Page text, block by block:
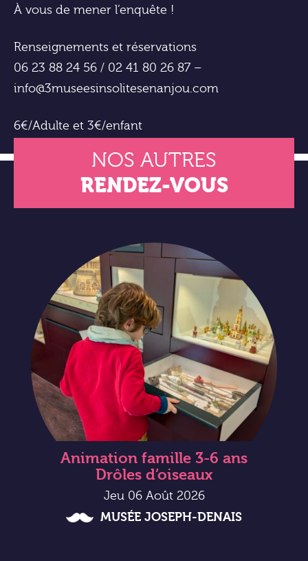
À vous de mener l’enquête !
Renseignements et réservations
06 23 88 24 56 / 02 41 80 26 87 –
info@3museesinsolitesenanjou.com
6€/Adulte et 3€/enfant
NOS AUTRES
RENDEZ-VOUS
Animation famille 3-6 ans
Drôles d’oiseaux
Jeu 06 Août 2026
MUSÉE JOSEPH-DENAIS